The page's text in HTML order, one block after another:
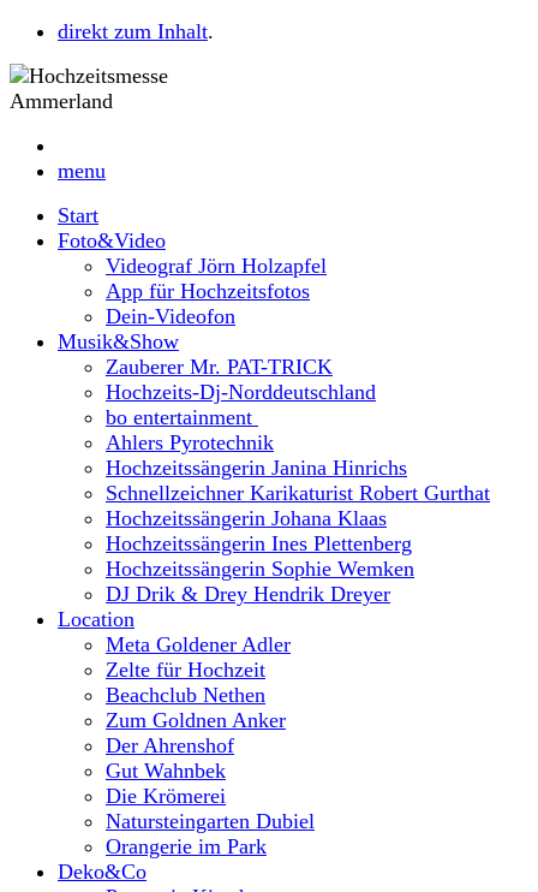
direkt zum Inhalt.
menu
Start
Foto&Video
Videograf Jörn Holzapfel
App für Hochzeitsfotos
Dein-Videofon
Musik&Show
Zauberer Mr. PAT-TRICK
Hochzeits-Dj-Norddeutschland
bo entertainment
Ahlers Pyrotechnik
Hochzeitssängerin Janina Hinrichs
Schnellzeichner Karikaturist Robert Gurthat
Hochzeitssängerin Johana Klaas
Hochzeitssängerin Ines Plettenberg
Hochzeitssängerin Sophie Wemken
DJ Drik & Drey Hendrik Dreyer
Location
Meta Goldener Adler
Zelte für Hochzeit
Beachclub Nethen
Zum Goldnen Anker
Der Ahrenshof
Gut Wahnbek
Die Krömerei
Natursteingarten Dubiel
Orangerie im Park
Deko&Co